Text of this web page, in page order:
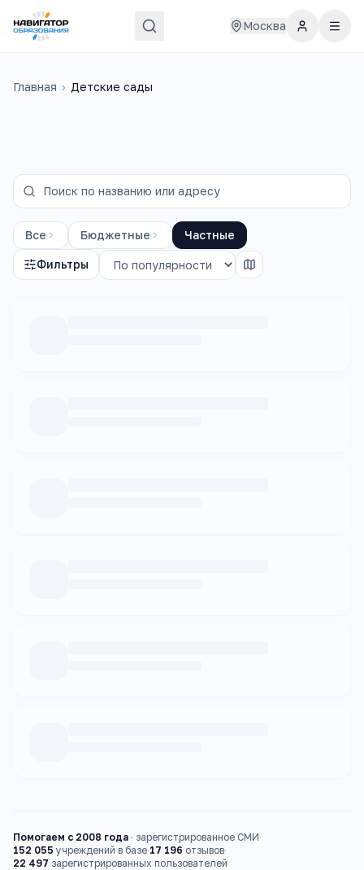
Москва
Главная › Детские сады
Все Бюджетные Частные
Фильтры
Помогаем с 2008 года · зарегистрированное СМИ·
152 055 учреждений в базе·17 196 отзывов·
22 497 зарегистрированных пользователей